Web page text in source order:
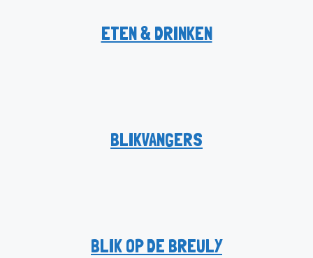
ETEN & DRINKEN
BLIKVANGERS
BLIK OP DE BREULY